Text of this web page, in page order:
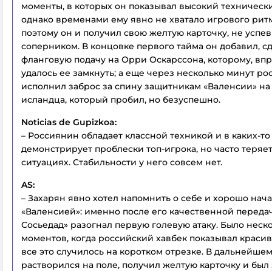
моменты, в которых он показывал высокий
однако временами ему явно не хватало игрового
поэтому он и получил свою желтую карточку, не
соперником. В концовке первого тайма он добавил,
фланговую подачу на Орри Оскарссона, которому,
удалось ее замкнуть; а еще через несколько минут
исполнил заброс за спину защитникам «Валенсии»
исландца, который пробил, но безуспешно.
Noticias de Gupizkoa:
– Россиянин обладает классной техникой и в каких-
демонстрирует проблески топ-игрока, но часто
ситуациях. Стабильности у него совсем нет.
AS:
– Захарян явно хотел напомнить о себе и хорошо
«Валенсией»: именно после его качественной
Сосьедад» разогнал первую голевую атаку. Было
моментов, когда российский хавбек показывал
все это случилось на коротком отрезке. В
растворился на поле, получил желтую карточку и